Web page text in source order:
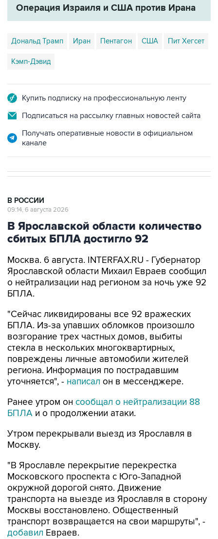
Операция Израиля и США против Ирана
Дональд Трамп Иран Пентагон США Пит Хегсет
Кэмп-Дэвид
Купить подписку на профессиональную ленту
Подписаться на рассылку главных новостей сайта
Получать оперативные новости в официальном
канале
В РОССИИ
09:14, 6 августа 2026
В Ярославской области количество
сбитых БПЛА достигло 92
Москва. 6 августа. INTERFAX.RU - Губернатор
Ярославской области Михаил Евраев сообщил
о нейтрализации над регионом за ночь уже 92
БПЛА.
"Сейчас ликвидированы все 92 вражеских
БПЛА. Из-за упавших обломков произошло
возгорание трех частных домов, выбиты
стекла в нескольких многоквартирных,
повреждены личные автомобили жителей
региона. Информация по пострадавшим
уточняется", - написал он в мессенджере.
Ранее утром он сообщал о нейтрализации 88
БПЛА и о продолжении атаки.
Утром перекрывали выезд из Ярославля в
Москву.
"В Ярославле перекрытие перекрестка
Московского проспекта с Юго-Западной
окружной дорогой снято. Движение
транспорта на выезде из Ярославля в сторону
Москвы восстановлено. Общественный
транспорт возвращается на свои маршруты", -
добавил Евраев.